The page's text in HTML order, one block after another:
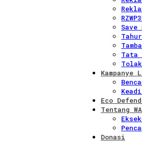
Save
Tata
Kampanye
Eco
Tentang
Donasi